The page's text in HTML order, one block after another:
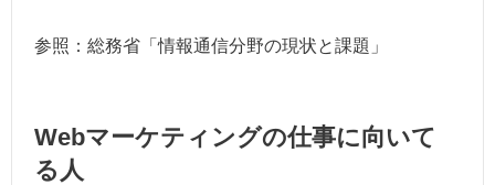
参照： 総務省「情報通信分野の現状と課題」
Webマーケティングの仕事に向いて
る人